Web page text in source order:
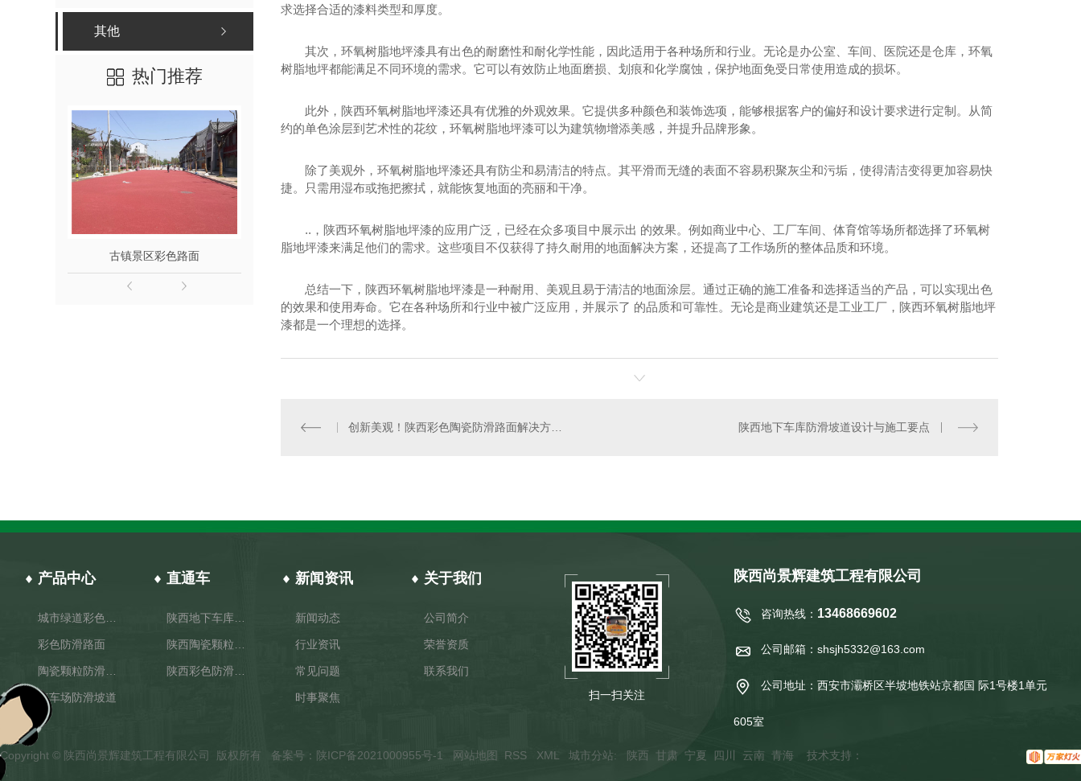
其他
热门推荐
古镇景区彩色路面 广场艺术彩色路面 商务中心彩色路面 厂区绿色通道彩色路面
求选择合适的漆料类型和厚度。
其次，环氧树脂地坪漆具有出色的耐磨性和耐化学性能，因此适用于各种场所和行业。无论是办公室、车间、医院还是仓库，环氧
树脂地坪都能满足不同环境的需求。它可以有效防止地面磨损、划痕和化学腐蚀，保护地面免受日常使用造成的损坏。
此外，陕西环氧树脂地坪漆还具有优雅的外观效果。它提供多种颜色和装饰选项，能够根据客户的偏好和设计要求进行定制。从简
约的单色涂层到艺术性的花纹，环氧树脂地坪漆可以为建筑物增添美感，并提升品牌形象。
除了美观外，环氧树脂地坪漆还具有防尘和易清洁的特点。其平滑而无缝的表面不容易积聚灰尘和污垢，使得清洁变得更加容易快
捷。只需用湿布或拖把擦拭，就能恢复地面的亮丽和干净。
..，陕西环氧树脂地坪漆的应用广泛，已经在众多项目中展示出 的效果。例如商业中心、工厂车间、体育馆等场所都选择了环氧树
脂地坪漆来满足他们的需求。这些项目不仅获得了持久耐用的地面解决方案，还提高了工作场所的整体品质和环境。
总结一下，陕西环氧树脂地坪漆是一种耐用、美观且易于清洁的地面涂层。通过正确的施工准备和选择适当的产品，可以实现出色
的效果和使用寿命。它在各种场所和行业中被广泛应用，并展示了 的品质和可靠性。无论是商业建筑还是工业工厂，陕西环氧树脂地坪
漆都是一个理想的选择。
创新美观！陕西彩色陶瓷防滑路面解决方案介绍 陕西地下车库防滑坡道设计与施工要点
产品中心
城市绿道彩色路面
彩色防滑路面
陶瓷颗粒防滑路面
停车场防滑坡道
直通车
陕西地下车库防滑坡道
陕西陶瓷颗粒防滑路面施工
陕西彩色防滑路面厂家
新闻资讯
新闻动态
行业资讯
常见问题
时事聚焦
关于我们
公司简介
荣誉资质
联系我们
扫一扫关注
陕西尚景辉建筑工程有限公司
咨询热线： 13468669602
公司邮箱：shsjh5332@163.com
公司地址：西安市灞桥区半坡地铁站京都国 际1号楼1单元
605室
Copyright © 陕西尚景辉建筑工程有限公司 版权所有 备案号： 陕ICP备2021000955号-1 网站地图 RSS XML 城市分站: 陕西 甘肃 宁夏 四川 云南 青海 技术支持：